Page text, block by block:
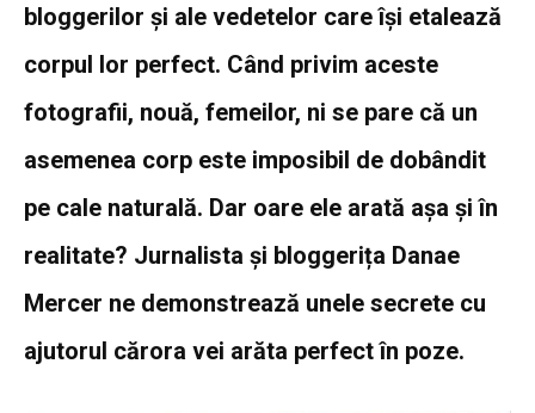
bloggerilor și ale vedetelor care își etalează
corpul lor perfect. Când privim aceste
fotografii, nouă, femeilor, ni se pare că un
asemenea corp este imposibil de dobândit
pe cale naturală. Dar oare ele arată așa și în
realitate? Jurnalista și bloggerița Danae
Mercer ne demonstrează unele secrete cu
ajutorul cărora vei arăta perfect în poze.